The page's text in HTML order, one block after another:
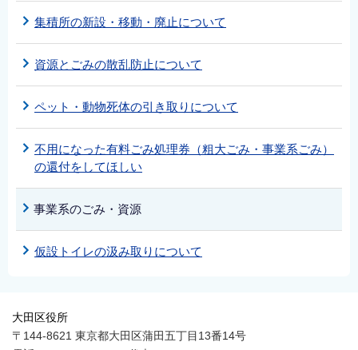
集積所の新設・移動・廃止について
資源とごみの散乱防止について
ペット・動物死体の引き取りについて
不用になった有料ごみ処理券（粗大ごみ・事業系ごみ）
の還付をしてほしい
事業系のごみ・資源
仮設トイレの汲み取りについて
大田区役所
〒144-8621 東京都大田区蒲田五丁目13番14号